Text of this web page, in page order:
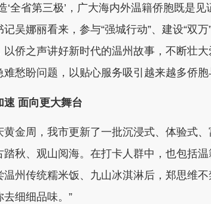
省第三极’，广大海内外温籍侨胞既是见
吴娜丽看来，参与“强城行动”、建设“双
以侨之声讲好新时代的温州故事，不断壮
愁盼问题，以贴心服务吸引越来越多侨胞
速 面向更大舞台
黄金周，我市更新了一批沉浸式、体验式
踏秋、观山阅海。在打卡人群中，也包括
温州传统糯米饭、九山冰淇淋后，郑思维
细细品味。”